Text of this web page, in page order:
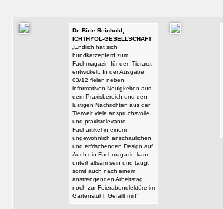
Dr. Birte Reinhold,
ICHTHYOL-GESELLSCHAFT
„Endlich hat sich
hundkatzepferd zum
Fachmagazin für den Tierarzt
entwickelt. In der Ausgabe
03/12 fielen neben
informativen Neuigkeiten aus
dem Praxisbereich und den
lustigen Nachrichten aus der
Tierwelt viele anspruchsvolle
und praxisrelevante
Fachartikel in einem
ungewöhnlich anschaulichen
und erfrischenden Design auf.
Auch ein Fachmagazin kann
unterhaltsam sein und taugt
somit auch nach einem
anstrengenden Arbeitstag
noch zur Feierabendlektüre im
Gartenstuhl. Gefällt mir!“